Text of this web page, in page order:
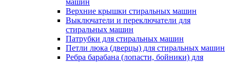
машин
Верхние крышки стиральных машин
Выключатели и переключатели для
стиральных машин
Патрубки для стиральных машин
Петли люка (дверцы) для стиральных машин
Ребра барабана (лопасти, бойники) для